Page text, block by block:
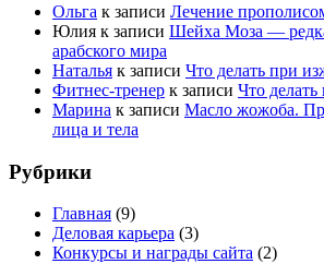
Ольга к записи Лечение
Юлия к записи Шейха Моза —
арабского мира
Наталья к записи Что делать при
Фитнес-тренер к записи Что
Марина к записи Масло жожоба.
лица и тела
Рубрики
Главная (9)
Деловая карьера (3)
Конкурсы и награды сайта (2)